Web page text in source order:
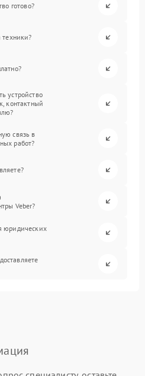
готово?
техники?
устройство
контактный
связь в
работ?
Veber?
юридических